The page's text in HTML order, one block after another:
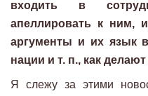
входить в
апеллировать к ним,
аргументы и их язык
нации и т. п., как
Я слежу за этими